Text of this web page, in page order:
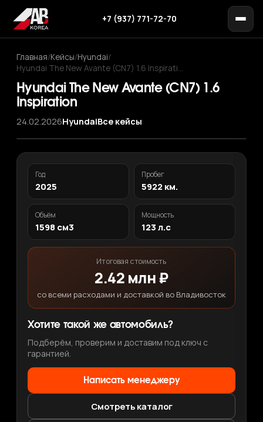
+7 (937) 771-72-70
Главная/Кейсы/Hyundai/
Hyundai The New Avante (CN7) 1.6 Inspirati…
Hyundai The New Avante (CN7) 1.6
Inspiration
24.02.2026HyundaiВсе кейсы
‹
›
1/ 12
Год
2025
Пробег
5922 км.
Объём
1598 см3
Мощность
123 л.с
Итоговая стоимость
2.42 млн ₽
со всеми расходами и доставкой во Владивосток
Хотите такой же автомобиль?
Подберём, проверим и доставим под ключ с
гарантией.
Написать менеджеру
Смотреть каталог